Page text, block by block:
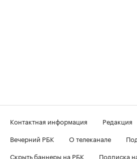
Контактная информация Редакция
Вечерний РБК
О телеканале
Скрыть баннеры на РБК
Подписка